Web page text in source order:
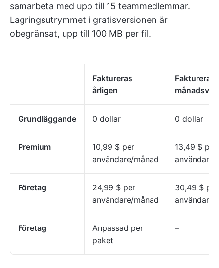
samarbeta med upp till 15 teammedlemmar.
Lagringsutrymmet i gratisversionen är
obegränsat, upp till 100 MB per fil.
Faktureras
årligen
Faktureras
månadsvis
Grundläggande 0 dollar 0 dollar
Premium
10,99 $ per
användare/månad
13,49 $ per
användare/
Företag
24,99 $ per
användare/månad
30,49 $ per
användare/
Företag
Anpassad per
paket
–